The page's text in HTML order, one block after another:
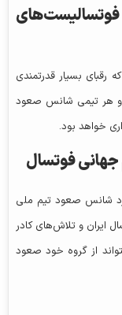
فوتسالیست‌های
رقبای بسیار قدرتمندی
و هر تیمی شانس صعود
خواهد بود.
فوتسال
شانس صعود تیم ملی
ایران و تلاش‌های کادر
از گروه خود صعود